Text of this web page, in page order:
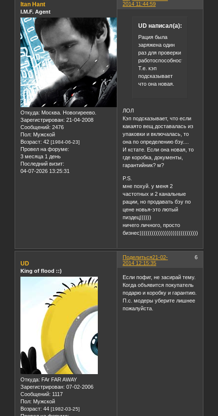
2014 11:44:59
Itan Hant
I.M.F. Agent
Откуда: Москва. Новогиреево.
Зарегистрирован: 21-04-2008
Сообщений: 2476
Пол: Мужской
Возраст: 42 [1984-06-23]
Провел на форуме:
3 месяца 1 день
Последний визит:
04-07-2026 13:25:31
UD написал(а):
Рация была
заряжена один
раз для проверки
работоспособности.
Т.е. кэп
подсказывает
что она новая.
ЛОЛ
Кэп подсказывает, что если
какаято вещ доставалась из
упаковки и включалась, то
она по определению бэу....
И кстате. Если она новая, то
где коробка, документы,
гарантийник? м?
P.S.
мне похуй. у меня 2
частотных и 2 канальные
рации, но продавать бэу по
цене новья-это лютый
пиздец))))))
ничего личного, просто
бизнес))))))))))))))))))))))))))))))))))))
Поделиться 6
21-02-
2014 12:15:35
UD
King of flood ::)
Откуда: FAr FAR AWAY
Зарегистрирован: 07-02-2006
Сообщений: 1117
Пол: Мужской
Возраст: 44 [1982-03-25]
Если пофиг, не засирай тему.
Когда объявится покупатель
подарю и коробку и гарантию.
П.с. модеры уберите лишнее
пожалуйста.